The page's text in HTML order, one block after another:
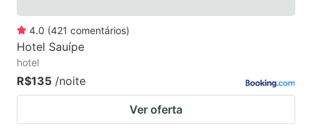
4.0 (421 comentários)
Hotel Sauípe
hotel
R$135 /noite
Ver oferta